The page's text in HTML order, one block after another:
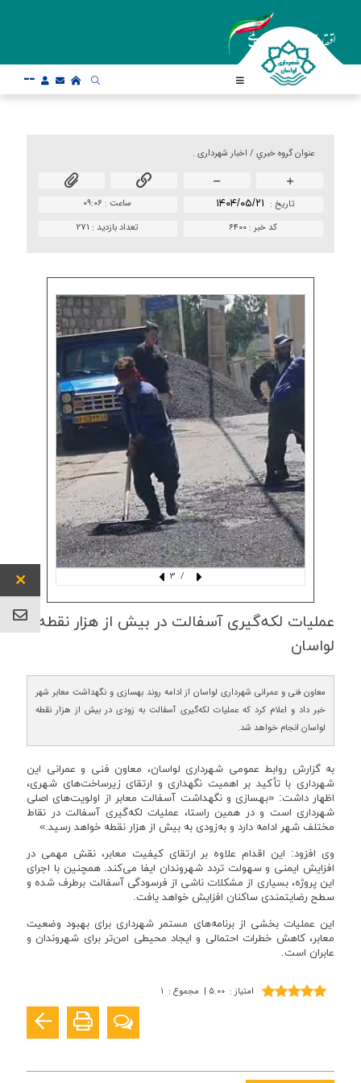
--
عنوان گروه خبري / اخبار شهرداری .
ساعت : ۰۹:۰۶ تاريخ : ۱۴۰۴/۰۵/۲۱
تعداد بازدید : 271 کد خبر : ۶۴۰۰
/ 3
عملیات لكه‌گیری آسفالت در بیش از هزار نقطه
لواسان
معاون فنی و عمرانی شهرداری لواسان از ادامه روند بهسازی و نگهداشت معابر شهر
خبر داد و اعلام کرد که عملیات لکه‌گیری آسفالت به زودی در بیش از هزار نقطه
لواسان انجام خواهد شد.
به گزارش روابط عمومی شهرداری لواسان، معاون فنی و عمرانی این
شهرداری با تأکید بر اهمیت نگهداری و ارتقای زیرساخت‌های شهری،
اظهار داشت: «بهسازی و نگهداشت آسفالت معابر از اولویت‌های اصلی
شهرداری است و در همین راستا، عملیات لکه‌گیری آسفالت در نقاط
مختلف شهر ادامه دارد و به‌زودی به بیش از هزار نقطه خواهد رسید.»
وی افزود: این اقدام علاوه بر ارتقای کیفیت معابر، نقش مهمی در
افزایش ایمنی و سهولت تردد شهروندان ایفا می‌کند. همچنین با اجرای
این پروژه، بسیاری از مشکلات ناشی از فرسودگی آسفالت برطرف شده و
سطح رضایتمندی ساکنان افزایش خواهد یافت.
این عملیات بخشی از برنامه‌های مستمر شهرداری برای بهبود وضعیت
معابر، کاهش خطرات احتمالی و ایجاد محیطی امن‌تر برای شهروندان و
عابران است.
امتیاز: ۵.۰۰ | مجموع : ۱